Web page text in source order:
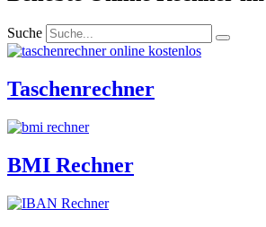
Suche
Taschenrechner
BMI Rechner